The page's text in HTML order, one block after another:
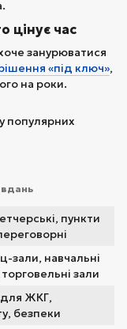
цінує час
занурюватися
«під ключ»,
на роки.
у популярних
пункти
зали, навчальні
торговельні зали
ЖКГ,
безпеки